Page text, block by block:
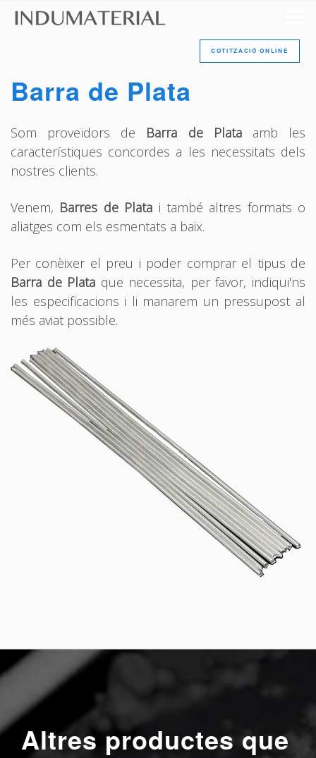
COTITZACIÓ ONLINE
Barra de Plata
Som proveïdors de Barra de Plataamb les
característiques concordes a les necessitats dels
nostres clients.
Venem, Barres de Plata i també altres formats o
aliatges com els esmentats a baix.
Per conèixer el preu i poder comprar el tipus de
Barra de Plata que necessita, per favor, indiqui'ns
les especificacions i li manarem un pressupost al
més aviat possible.
Altres productes que